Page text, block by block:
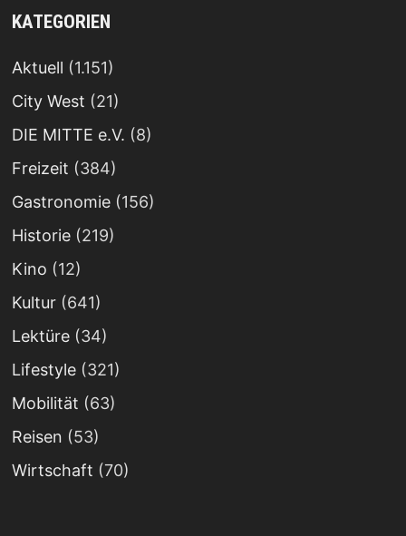
KATEGORIEN
Aktuell (1.151)
City West (21)
DIE MITTE e.V. (8)
Freizeit (384)
Gastronomie(156)
Historie(219)
Kino (12)
Kultur(641)
Lektüre(34)
Lifestyle(321)
Mobilität (63)
Reisen (53)
Wirtschaft (70)